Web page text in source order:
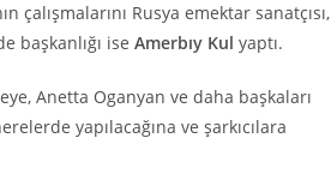
çalışmalarını Rusya emektar sanatçısı,
başkanlığı ise Amerbıy Kul yaptı.
Anetta Oganyan ve daha başkaları
yapılacağına ve şarkıcılara